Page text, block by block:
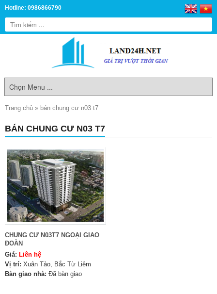
Hotline: 0986866790
Trang chủ » bán chung cư n03 t7
BÁN CHUNG CƯ N03 T7
CHUNG CƯ N03T7 NGOẠI GIAO
ĐOÀN
Giá: Liên hệ
Vị trí: Xuân Tảo, Bắc Từ Liêm
Bàn giao nhà: Đã bàn giao